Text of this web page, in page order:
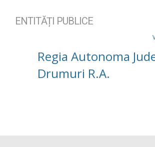
ENTITĂȚI PUBLICE
Regia Autonoma
Drumuri R.A.